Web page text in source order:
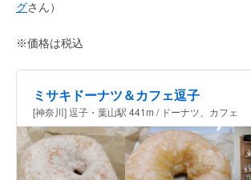
グさん）
※価格は税込
ミサキドーナツ＆カフェ逗子
[神奈川] 逗子・葉山駅 441m / ドーナツ、カフェ